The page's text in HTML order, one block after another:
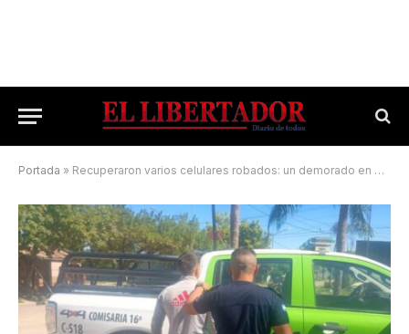
Portada » Recuperaron varios celulares robados: un demorado en el Bañado Norte